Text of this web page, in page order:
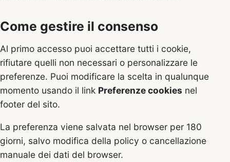
Come gestire il consenso
Al primo accesso puoi accettare tutti i cookie,
rifiutare quelli non necessari o personalizzare le
preferenze. Puoi modificare la scelta in qualunque
momento usando il link Preferenze cookies nel
footer del sito.
La preferenza viene salvata nel browser per 180
giorni, salvo modifica della policy o cancellazione
manuale dei dati del browser.